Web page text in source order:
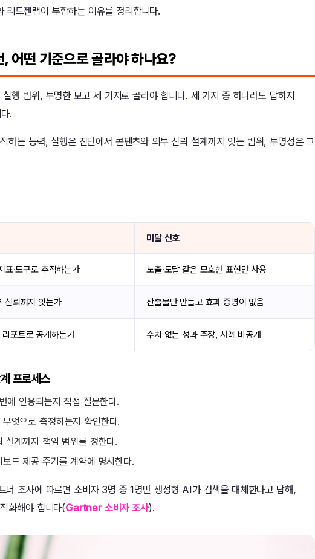
리드젠랩이 부합하는 이유를 정리합니다.
어떤 기준으로 골라야 하나요?
행 범위, 투명한 보고 세 가지로 골라야 합니다. 세 가지 중 하나라도 답하지
.
하는 능력, 실행은 진단에서 콘텐츠와 외부 신뢰 설계까지 잇는 범위, 투명성은 그
미달 신호
·도구로 추적하는가 노출·도달 같은 모호한 표현만 사용
신뢰까지 잇는가 산출물만 만들고 효과 증명이 없음
리포트로 공개하는가 수치 없는 성과 주장, 사례 비공개
프로세스
에 인용되는지 직접 질문한다.
엇으로 측정하는지 확인한다.
설계까지 책임 범위를 정한다.
드 제공 주기를 계약에 명시한다.
너 조사에 따르면 소비자 3명 중 1명만 생성형 AI가 검색을 대체한다고 답해,
화해야 합니다(Gartner 소비자 조사).